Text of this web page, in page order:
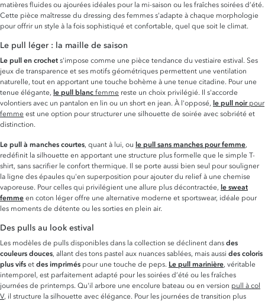
matières fluides ou ajourées idéales pour la mi-saison ou les fraîches soirées d’été.
Cette pièce maîtresse du dressing des femmes s'adapte à chaque morphologie
pour offrir un style à la fois sophistiqué et confortable, quel que soit le climat.
Le pull léger : la maille de saison
Le pull en crochet s'impose comme une pièce tendance du vestiaire estival. Ses
jeux de transparence et ses motifs géométriques permettent une ventilation
naturelle, tout en apportant une touche bohème à une tenue citadine. Pour une
tenue élégante, le pull blanc femme reste un choix privilégié. Il s'accorde
volontiers avec un pantalon en lin ou un short en jean. À l'opposé, le pull noirpour
femme est une option pour structurer une silhouette de soirée avec sobriété et
distinction.
Le pull à manches courtes, quant à lui, ou le pull sans manches pour femme,
redéfinit la silhouette en apportant une structure plus formelle que le simple T-
shirt, sans sacrifier le confort thermique. Il se porte aussi bien seul pour souligner
la ligne des épaules qu'en superposition pour ajouter du relief à une chemise
vaporeuse. Pour celles qui privilégient une allure plus décontractée, le sweat
femme en coton léger offre une alternative moderne et sportswear, idéale pour
les moments de détente ou les sorties en plein air.
Des pulls au look estival
Les modèles de pulls disponibles dans la collection se déclinent dans des
couleurs douces, allant des tons pastel aux nuances sablées, mais aussi des coloris
plus vifs et des imprimés pour une touche de peps. Le pull marinière, véritable
intemporel, est parfaitement adapté pour les soirées d’été ou les fraîches
journées de printemps. Qu'il arbore une encolure bateau ou en version pull à col
V, il structure la silhouette avec élégance. Pour les journées de transition plus